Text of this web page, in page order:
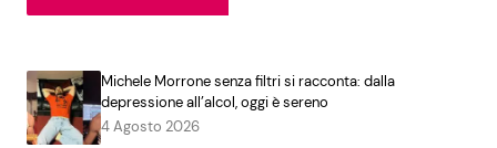
Michele Morrone senza filtri si racconta: dalla
depressione all’alcol, oggi è sereno
4 Agosto 2026